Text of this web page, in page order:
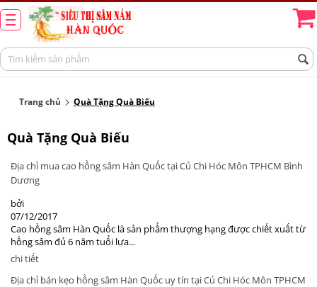
Trang chủ Quà Tặng Quà Biếu
Quà Tặng Quà Biếu
Địa chỉ mua cao hồng sâm Hàn Quốc tại Củ Chi Hóc Môn TPHCM Bình
Dương
bởi
07/12/2017
Cao hồng sâm Hàn Quốc là sản phẩm thượng hạng được chiết xuất từ
hồng sâm đủ 6 năm tuổi lựa...
chi tiết
Địa chỉ bán kẹo hồng sâm Hàn Quốc uy tín tại Củ Chi Hóc Môn TPHCM